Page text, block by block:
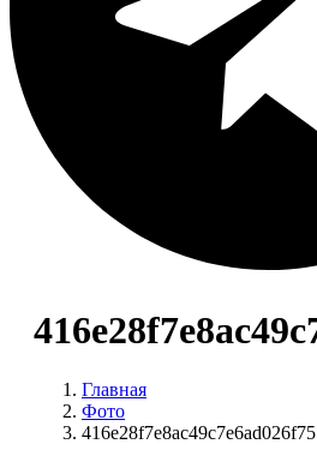
Главная
Фото